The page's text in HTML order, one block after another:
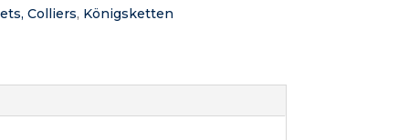
Colliers, Königsketten